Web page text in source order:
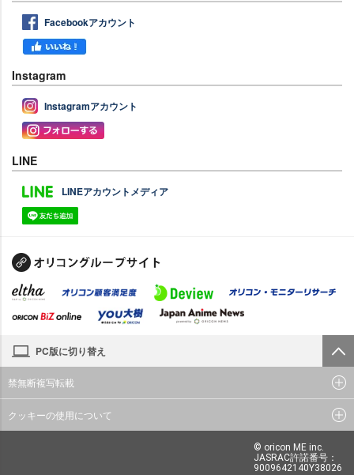
Facebookアカウント
Instagram
Instagramアカウント
LINE
LINEアカウントメディア
PC版に切り替え
禁無断複写転載
クッキーの使用について
© oricon ME inc.
JASRAC許諾番号：
9009642140Y38026